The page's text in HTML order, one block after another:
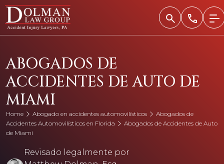
Skip
content
ABOGADOS DE
ACCIDENTES DE AUTO DE
MIAMI
Home Abogado en accidentes automovilísticos
Abogados de
Accidentes Automovilísticos en Florida
Abogados de Accidentes de Auto
de Miami
Revisado legalmente por